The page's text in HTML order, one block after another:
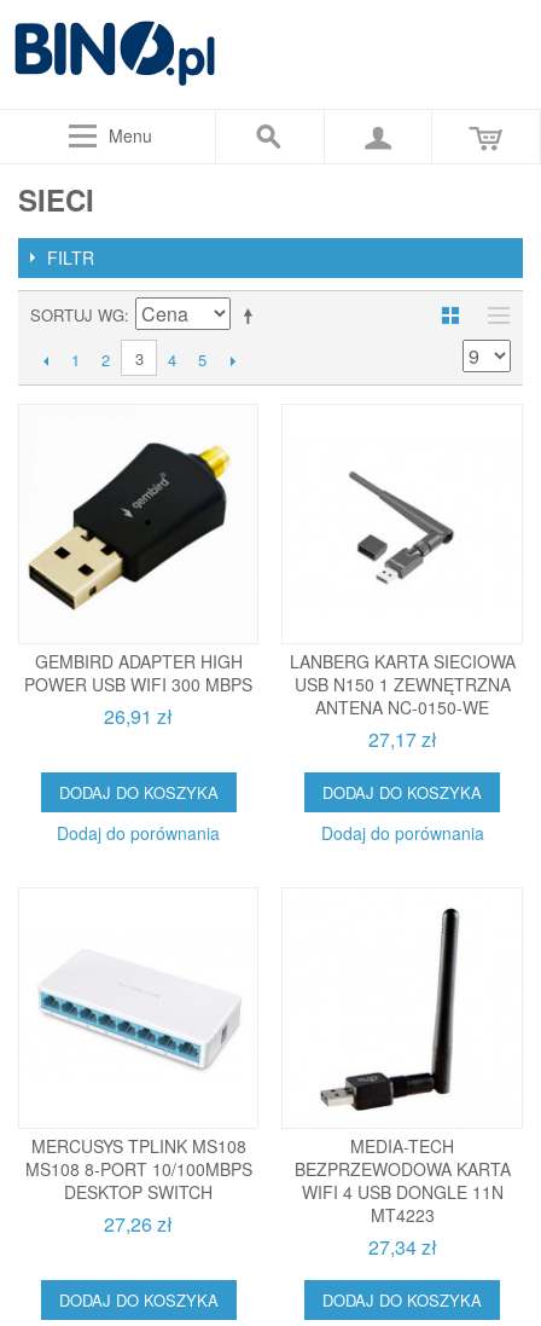
Menu
SIECI
FILTR
SORTUJ WG
1
2 3 4 5
GEMBIRD ADAPTER HIGH
POWER USB WIFI 300 MBPS
26,91 zł
DODAJ DO KOSZYKA
Dodaj do porównania
LANBERG KARTA SIECIOWA
USB N150 1 ZEWNĘTRZNA
ANTENA NC-0150-WE
27,17 zł
DODAJ DO KOSZYKA
Dodaj do porównania
MERCUSYS TPLINK MS108
MS108 8-PORT 10/100MBPS
DESKTOP SWITCH
27,26 zł
DODAJ DO KOSZYKA
MEDIA-TECH
BEZPRZEWODOWA KARTA
WIFI 4 USB DONGLE 11N
MT4223
27,34 zł
DODAJ DO KOSZYKA